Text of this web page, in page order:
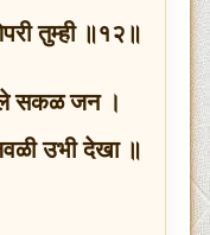
तुम्ही ॥१२॥
सकळ जन ।
उभी देखा ॥